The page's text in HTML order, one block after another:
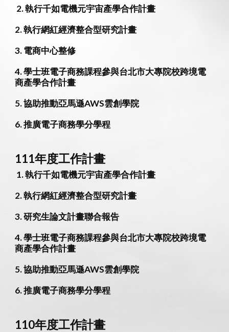
執行千如電機元宇宙產學合作計畫
2. 執行網紅經濟整合型研究計畫
3.電商中心整修
4. 學士班電子商務課程參與台北市大專院校跨境電
商產學合作計畫
5. 協助推動亞馬遜AWS雲創學院
6. 推廣電子商務學分學程
111年度工作計畫
執行千如電機元宇宙產學合作計畫
2. 執行網紅經濟整合型研究計畫
3.研究生論文計畫聯合報告
4. 學士班電子商務課程參與台北市大專院校跨境電
商產學合作計畫
5. 協助推動亞馬遜AWS雲創學院
6. 推廣電子商務學分學程
110年度工作計畫